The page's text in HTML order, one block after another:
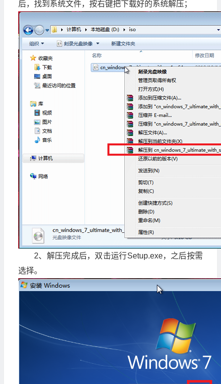
后，找到系统文件，按右键把下载好的系统解压；
2、解压完成后，双击运行Setup.exe，之后按需
选择。